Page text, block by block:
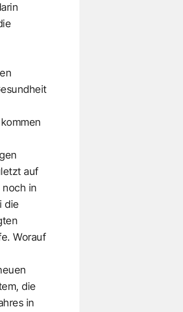
auf
noch in
die
Worauf
die
in